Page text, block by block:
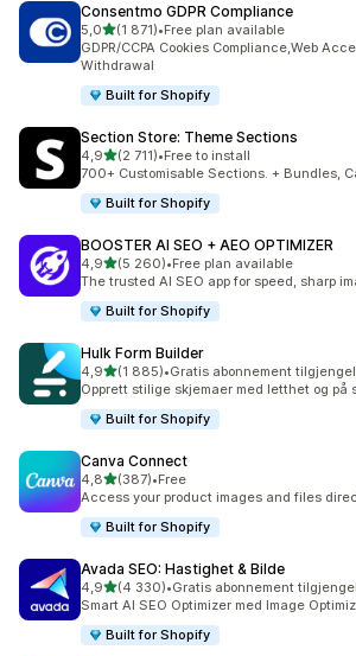
Consentmo GDPR Compliance
5,0av 5 stjerner
(1 871)
Totalt 1871 omtaler
•Free plan available
GDPR/CCPA Cookies Compliance,Web
Withdrawal
Built for Shopify
Section Store: Theme Sections
4,9av 5 stjerner
(2 711)
Totalt 2711 omtaler
•Free to install
700+ Customisable Sections. + Bundles,
Built for Shopify
BOOSTER AI SEO + AEO OPTIMIZER
4,9av 5 stjerner
(5 260)
Totalt 5260 omtaler
•Free plan available
The trusted AI SEO app for speed, sharp
Built for Shopify
Hulk Form Builder
4,9av 5 stjerner
(1 885)
Totalt 1885 omtaler
•Gratis abonnement
Opprett stilige skjemaer med letthet og på
Built for Shopify
Canva Connect
4,8av 5 stjerner
(387)
Totalt 387 omtaler
•Free
Access your product images and files
Built for Shopify
Avada SEO: Hastighet & Bilde
4,9av 5 stjerner
(4 330)
Totalt 4330 omtaler
•Gratis abonnement
Smart AI SEO Optimizer med Image
Built for Shopify